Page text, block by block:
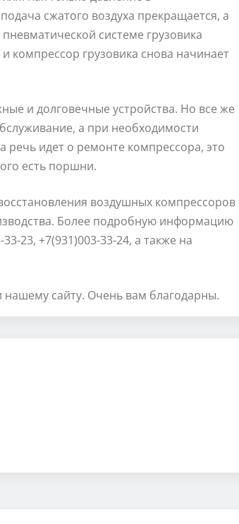
сжатого воздуха прекращается, а
системе грузовика
компрессор грузовика снова начинает
и долговечные устройства. Но все же
а при необходимости
речь идет о ремонте компрессора, это
есть поршни.
воздушных компрессоров
Более подробную информацию
33-23, +7(931)003-33-24, а также на
сайту. Очень вам благодарны.